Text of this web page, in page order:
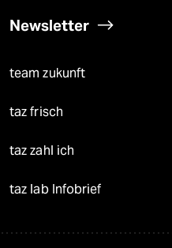
Newsletter
team zukunft
taz frisch
taz zahl ich
taz lab Infobrief